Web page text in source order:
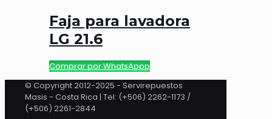
Faja para lavadora
LG 21.6
Comprar por WhatsAppp
© Copyright 2012-2025 - Servirepuestos
Masis - Costa Rica | Tel: (+506) 2262-1173 /
(+506) 2261-2844